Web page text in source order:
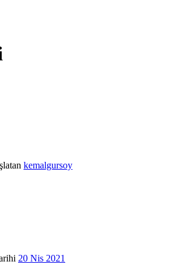
kemalgursoy
20 Nis 2021